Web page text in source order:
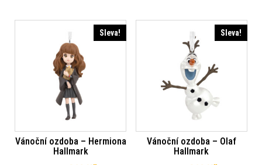
Sleva!
Vánoční ozdoba – Hermiona
Hallmark
Sleva!
Vánoční ozdoba – Olaf
Hallmark